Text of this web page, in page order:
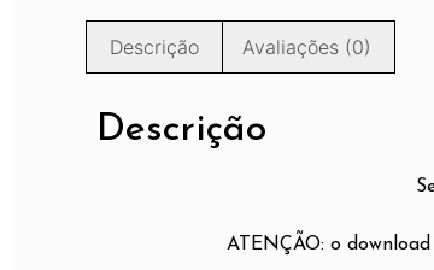
Descrição Avaliações (0)
Descrição
ATENÇÃO: o